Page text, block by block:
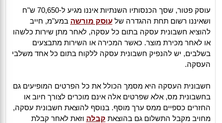
עוסק פטור, שסך הכנסותיו השנתיות איננו מגיע ל-70,650 ש"ח
ושאיננו רשום תחת ההגדרה שלעוסק מורשה במע"מ, חייב
להוציא חשבונית עסקה בתום כל עסקה, לאחר מתן שירות כלשהו
או לאחר מכירת מוצר. כאשר המכירה או השירות מתבצעים
בשלבים, יש להנפיק חשבונית עסקה ללקוח בתום כל אחד משלבי
העסקה.
חשבונית העסקה היא מסמך הכולל את כל הפרטים המופיעים גם
בחשבונית מס, אלא שפרטים אלה אינם מוכרים לצורך חיוב או
החזרים כספיים ממס ערך מוסף. בנוסף להוצאת חשבונית עסקה,
מחויב מקבל התשלום גם בהוצאת קבלה וזאת לאחר קבלת